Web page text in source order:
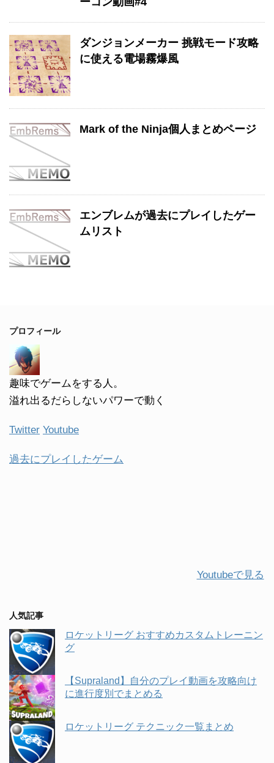
ダンジョンメーカー 挑戦モード攻略
に使える電場霧爆風
Mark of the Ninja個人まとめページ
エンブレムが過去にプレイしたゲー
ムリスト
プロフィール
趣味でゲームをする人。
溢れ出るだらしないパワーで動く
Twitter Youtube
過去にプレイしたゲーム
Youtubeで見る
人気記事
ロケットリーグ おすすめカスタムトレーニン
グ
【Supraland】自分のプレイ動画を攻略向け
に進行度別でまとめる
ロケットリーグ テクニック一覧まとめ